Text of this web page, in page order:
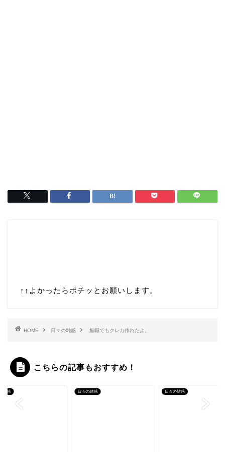
↑↑ よかったらポチッとお願いします。
HOME 日々の雑感 無職でもクレカ作れたよ。
こちらの記事もおすすめ！
雑感 日々の雑感 日々の雑感